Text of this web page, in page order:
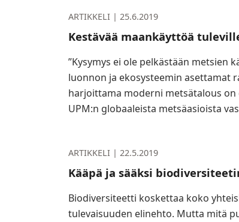
ARTIKKELI | 25.6.2019
Kestävää maankäyttöä
”Kysymys ei ole pelkästään metsien
luonnon ja ekosysteemin asettamat
harjoittama moderni metsätalous
UPM:n globaaleista metsäasioista
ARTIKKELI | 22.5.2019
Kääpä ja sääksi
Biodiversiteetti koskettaa koko
tulevaisuuden elinehto. Mutta mitä